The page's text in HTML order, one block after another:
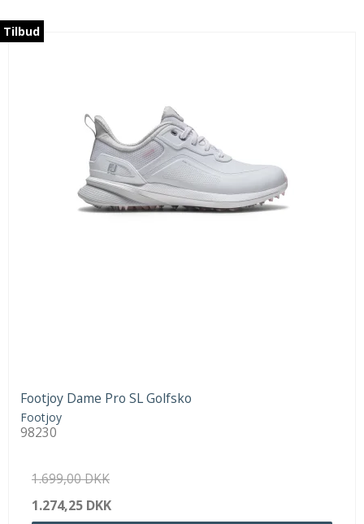
Tilbud
Footjoy Dame Pro SL Golfsko
Footjoy
98230
1.699,00 DKK
1.274,25 DKK